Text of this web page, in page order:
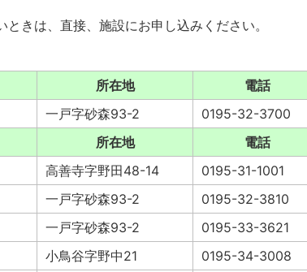
きは、直接、施設にお申し込みください。
所在地
電話
一戸字砂森93-2
0195-32-3700
所在地
電話
高善寺字野田48-14
0195-31-1001
一戸字砂森93-2
0195-32-3810
一戸字砂森93-2
0195-33-3621
小鳥谷字野中21
0195-34-3008